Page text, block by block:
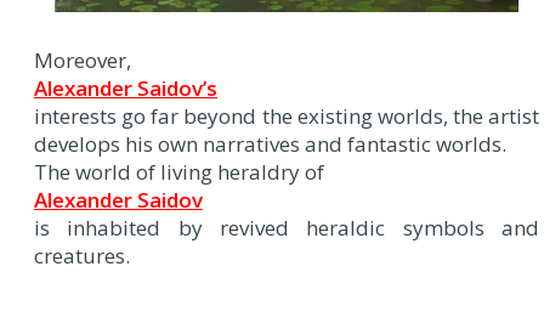
Moreover,
Alexander Saidov’s
interests go far beyond the existing worlds, the artist
develops his own narratives and fantastic worlds.
The world of living heraldry of
Alexander Saidov
is inhabited by revived heraldic symbols and
creatures.